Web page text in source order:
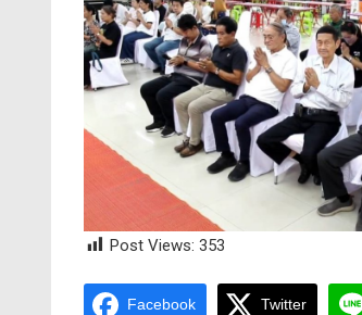
Post Views: 353
Facebook Twitter